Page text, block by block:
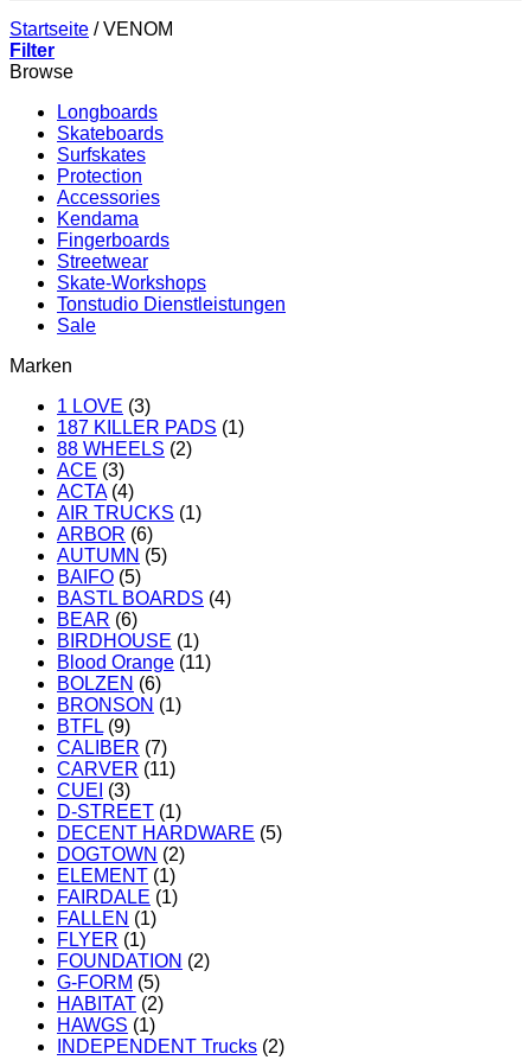
Startseite /VENOM
Filter
Browse
Longboards
Skateboards
Surfskates
Protection
Accessories
Kendama
Fingerboards
Streetwear
Skate-Workshops
Tonstudio Dienstleistungen
Sale
Marken
1 LOVE (3)
187 KILLER PADS (1)
88 WHEELS (2)
ACE (3)
ACTA (4)
AIR TRUCKS (1)
ARBOR (6)
AUTUMN (5)
BAIFO (5)
BASTL BOARDS (4)
BEAR (6)
BIRDHOUSE (1)
Blood Orange (11)
BOLZEN (6)
BRONSON (1)
BTFL (9)
CALIBER (7)
CARVER (11)
CUEI (3)
D-STREET (1)
DECENT HARDWARE (5)
DOGTOWN (2)
ELEMENT (1)
FAIRDALE (1)
FALLEN (1)
FLYER (1)
FOUNDATION (2)
G-FORM (5)
HABITAT (2)
HAWGS (1)
INDEPENDENT Trucks (2)